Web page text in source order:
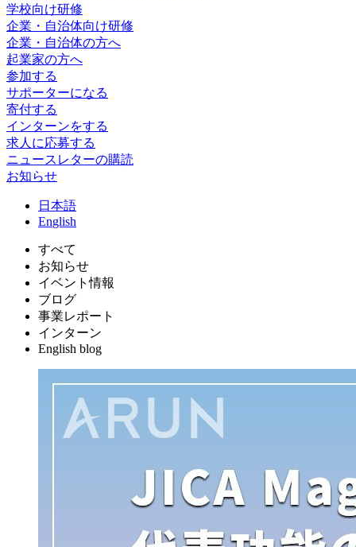
学校向け研修
企業・自治体向け研修
企業・自治体の方へ
起業家の方へ
参加する
サポーターになる
寄付する
インターンをする
求人に応募する
ニュースレターの購読
お知らせ
日 本語
English
すべて
お知らせ
イベント情報
ブログ
事業レポート
インターン
English blog